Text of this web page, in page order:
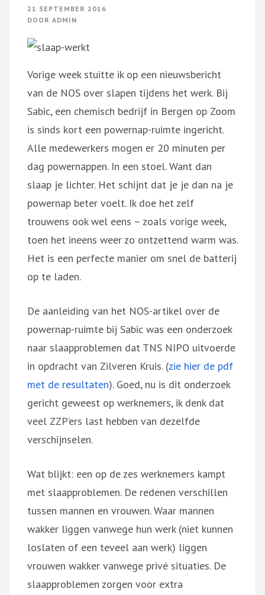
21 SEPTEMBER 2016
DOOR ADMIN
Vorige week stuitte ik op een nieuwsbericht
van de NOS over slapen tijdens het werk. Bij
Sabic, een chemisch bedrijf in Bergen op Zoom
is sinds kort een powernap-ruimte ingericht.
Alle medewerkers mogen er 20 minuten per
dag powernappen. In een stoel. Want dan
slaap je lichter. Het schijnt dat je je dan na je
powernap beter voelt. Ik doe het zelf
trouwens ook wel eens – zoals vorige week,
toen het ineens weer zo ontzettend warm was.
Het is een perfecte manier om snel de batterij
op te laden.
De aanleiding van het NOS-artikel over de
powernap-ruimte bij Sabic was een onderzoek
naar slaapproblemen dat TNS NIPO uitvoerde
in opdracht van Zilveren Kruis. (zie hier de pdf
met de resultaten). Goed, nu is dit onderzoek
gericht geweest op werknemers, ik denk dat
veel ZZP’ers last hebben van dezelfde
verschijnselen.
Wat blijkt: een op de zes werknemers kampt
met slaapproblemen. De redenen verschillen
tussen mannen en vrouwen. Waar mannen
wakker liggen vanwege hun werk (niet kunnen
loslaten of een teveel aan werk) liggen
vrouwen wakker vanwege privé situaties. De
slaapproblemen zorgen voor extra